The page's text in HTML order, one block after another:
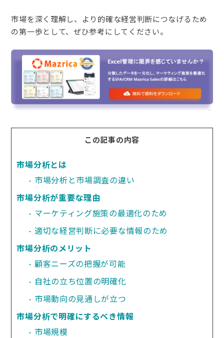
市場を深く理解し、より的確な経営判断につなげるため
の第一歩として、ぜひ参考にしてください。
この記事の内容
市場分析とは
市場分析と市場調査の違い
市場分析が重要な理由
マーケティング施策の最適化のため
適切な経営判断に必要な情報のため
市場分析のメリット
顧客ニーズの把握が可能
自社の立ち位置の明確化
市場動向の見通しが立つ
市場分析で明確にするべき情報
市場規模